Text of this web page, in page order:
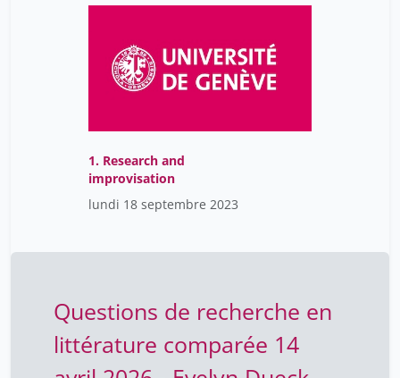
1. Research and
improvisation
lundi 18 septembre 2023
Questions de recherche en
littérature comparée 14